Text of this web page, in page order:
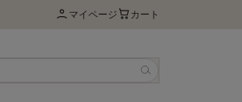
マイページ カート